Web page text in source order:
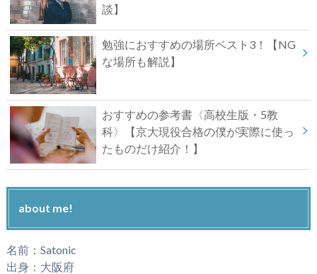
談】
勉強におすすめの場所ベスト3！【NG
な場所も解説】
おすすめの参考書〈高校生版・5教
科〉【京大現役合格の僕が実際に使っ
たものだけ紹介！】
about me!
名前：Satonic
出身：大阪府